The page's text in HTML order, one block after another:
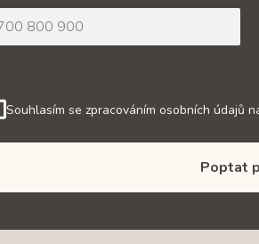
Souhlasím se zpracováním osobních údajů
Poptat